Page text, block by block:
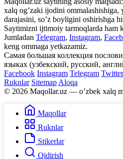
xalq ogʼzaki ijodini
darajasini, soʼz boyligini oshirishga
Saytimizni ijtimoiy tarmoqlarda ham
Jumladan Telegram, Instagram,
keng ommaga yetkazamiz.
Самая большая коллекция
языках (узбекский, русский,
Facebook Instagram Telegram Twitter
Ruknlar Sitemap Aloqa
© 2026 Maqollar.uz — oʼzbek xalq
Maqollar
Ruknlar
Stikerlar
Qidirish